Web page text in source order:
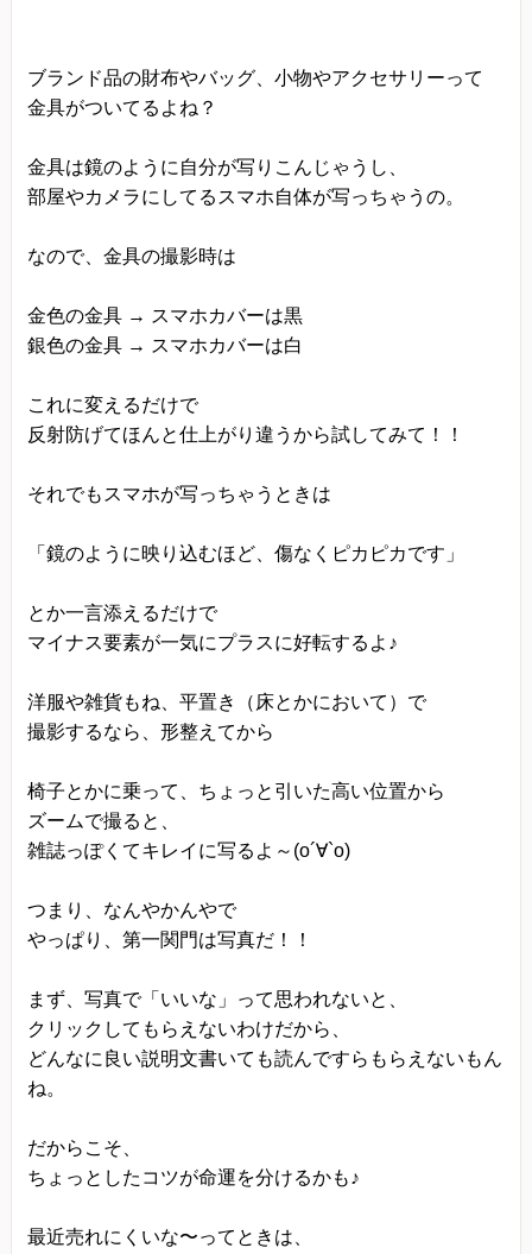
ブランド品の財布やバッグ、小物やアクセサリーって
金具がついてるよね？
金具は鏡のように自分が写りこんじゃうし、
部屋やカメラにしてるスマホ自体が写っちゃうの。
なので、金具の撮影時は
金色の金具 → スマホカバーは黒
銀色の金具 → スマホカバーは白
これに変えるだけで
反射防げてほんと仕上がり違うから試してみて！！
それでもスマホが写っちゃうときは
「鏡のように映り込むほど、傷なくピカピカです」
とか一言添えるだけで
マイナス要素が一気にプラスに好転するよ♪
洋服や雑貨もね、平置き（床とかにおいて）で
撮影するなら、形整えてから
椅子とかに乗って、ちょっと引いた高い位置から
ズームで撮ると、
雑誌っぽくてキレイに写るよ～(o´∀`o)
つまり、なんやかんやで
やっぱり、第一関門は写真だ！！
まず、写真で「いいな」って思われないと、
クリックしてもらえないわけだから、
どんなに良い説明文書いても読んですらもらえないもん
ね。
だからこそ、
ちょっとしたコツが命運を分けるかも♪
最近売れにくいな〜ってときは、